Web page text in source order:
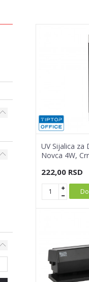
UV Sijalica za
Novca 4W,
222,00 RSD